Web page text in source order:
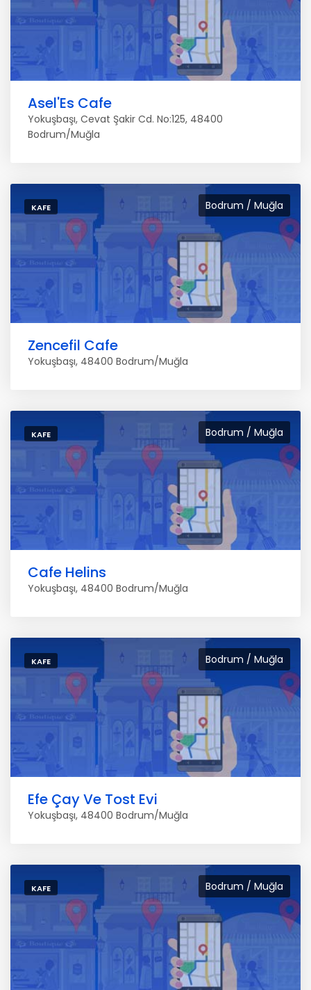
Asel'Es Cafe
Yokuşbaşı, Cevat Şakir Cd. No:125, 48400
Bodrum/Muğla
Bodrum / Muğla
KAFE
Zencefil Cafe
Yokuşbaşı, 48400 Bodrum/Muğla
Bodrum / Muğla
KAFE
Cafe Helins
Yokuşbaşı, 48400 Bodrum/Muğla
Bodrum / Muğla
KAFE
Efe Çay Ve Tost Evi
Yokuşbaşı, 48400 Bodrum/Muğla
Bodrum / Muğla
KAFE